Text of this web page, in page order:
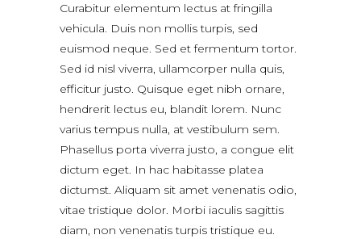
Curabitur elementum lectus at fringilla
vehicula. Duis non mollis turpis, sed
euismod neque. Sed et fermentum tortor.
Sed id nisl viverra, ullamcorper nulla quis,
efficitur justo. Quisque eget nibh ornare,
hendrerit lectus eu, blandit lorem. Nunc
varius tempus nulla, at vestibulum sem.
Phasellus porta viverra justo, a congue elit
dictum eget. In hac habitasse platea
dictumst. Aliquam sit amet venenatis odio,
vitae tristique dolor. Morbi iaculis sagittis
diam, non venenatis turpis tristique eu.